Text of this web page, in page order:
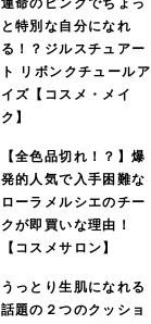
運命のピンクでちょっ
と特別な自分になれ
る！？ジルスチュアー
ト リボンクチュールア
イズ【コスメ・メイ
ク】
【全色品切れ！？】爆
発的人気で入手困難な
ローラメルシエのチー
クが即買いな理由！
【コスメサロン】
うっとり生肌になれる
話題の２つのクッショ